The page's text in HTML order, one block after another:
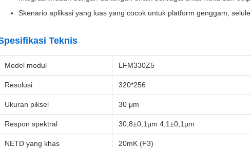
Skenario aplikasi yang luas yang cocok untuk platform genggam,
Teknis
Model modul LFM330Z5
Resolusi 320*256
Ukuran piksel 30 μm
Respon spektral 30,8±0,1μm 4,1±0,1μm
NETD yang khas 20mK (F3)